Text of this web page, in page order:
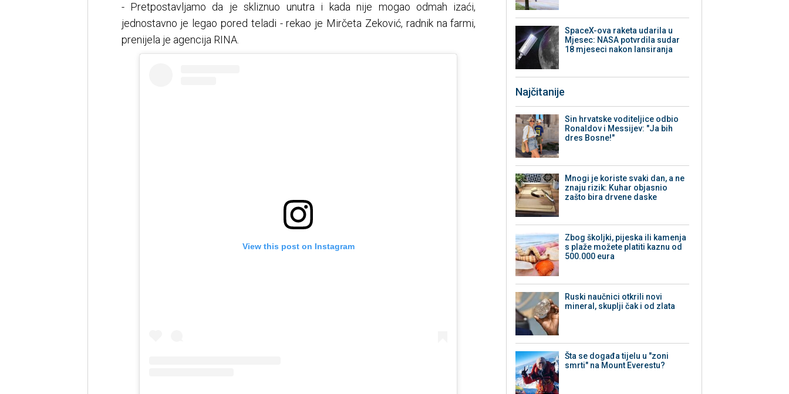
- Pretpostavljamo da je skliznuo unutra i kada nije mogao odmah izaći,
jednostavno je legao pored teladi - rekao je Mirčeta Zeković, radnik na farmi,
prenijela je agencija RINA.
View this post on Instagram
SpaceX-ova raketa udarila u
Mjesec: NASA potvrdila sudar
18 mjeseci nakon lansiranja
Najčitanije
Sin hrvatske voditeljice odbio
Ronaldov i Messijev: "Ja bih
dres Bosne!"
Mnogi je koriste svaki dan, a ne
znaju rizik: Kuhar objasnio
zašto bira drvene daske
Zbog školjki, pijeska ili kamenja
s plaže možete platiti kaznu od
500.000 eura
Ruski naučnici otkrili novi
mineral, skuplji čak i od zlata
Šta se događa tijelu u "zoni
smrti" na Mount Everestu?